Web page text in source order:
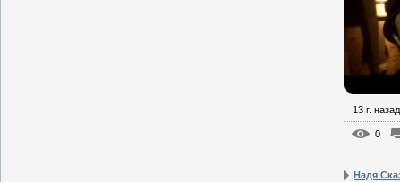
13 г. назад
0
Надя